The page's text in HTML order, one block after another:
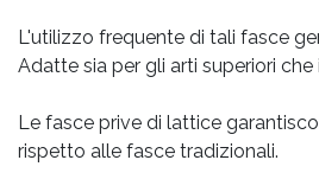
L'utilizzo frequente di tali fasce
Adatte sia per gli arti superiori che
Le fasce prive di lattice
rispetto alle fasce tradizionali.